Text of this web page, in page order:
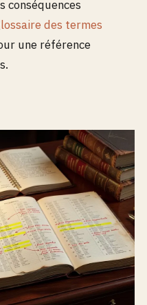
conséquences
des termes
une référence